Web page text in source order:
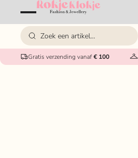
Gratis verzending vanaf€ 100